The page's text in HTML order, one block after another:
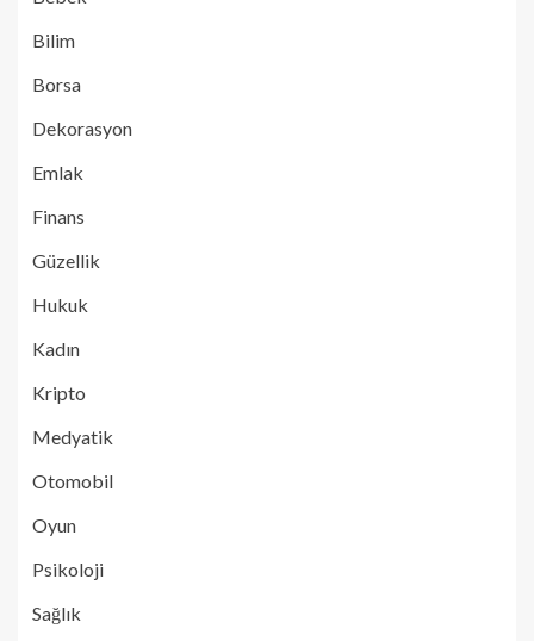
Bilim
Borsa
Dekorasyon
Emlak
Finans
Güzellik
Hukuk
Kadın
Kripto
Medyatik
Otomobil
Oyun
Psikoloji
Sağlık